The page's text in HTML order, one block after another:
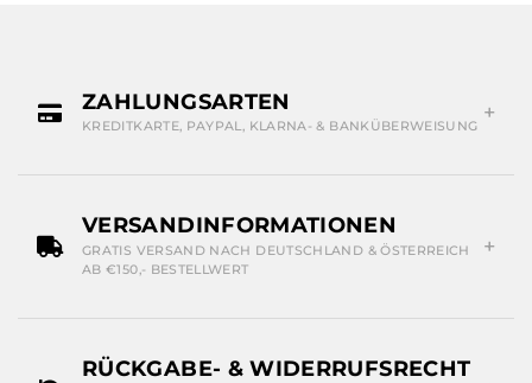
ZAHLUNGSARTEN
KREDITKARTE, PAYPAL, KLARNA- & BANKÜBERWEISUNG
VERSANDINFORMATIONEN
GRATIS VERSAND NACH DEUTSCHLAND & ÖSTERREICH
AB €150,- BESTELLWERT
RÜCKGABE- & WIDERRUFSRECHT